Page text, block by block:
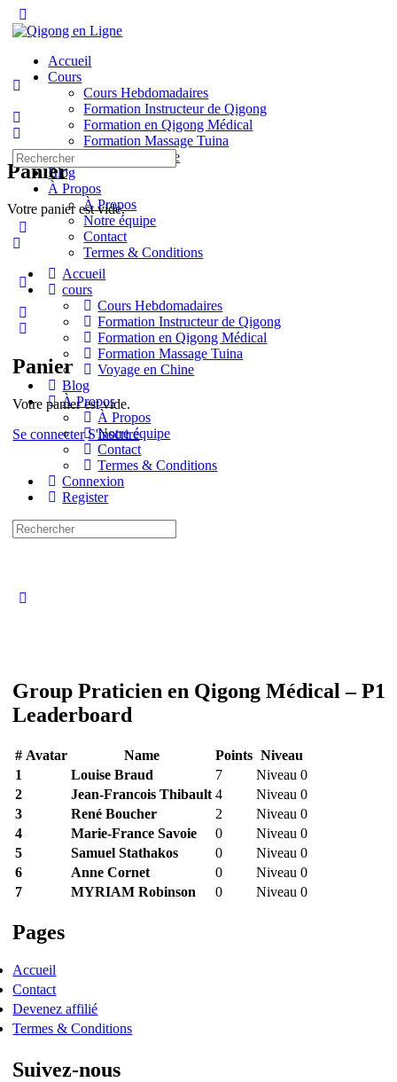
Side
Accueil
Cours
Cours Hebdomadaires
Formation Instructeur de Qigong
Formation en Qigong Médical
Formation Massage Tuina
Voyage en Chine
Blog
À Propos
À Propos
Notre équipe
Contact
Termes & Conditions
More
options
Panier
Votre panier est vide.
Se connecter S'inscrire
Panier
Votre panier est vide.
Recherche
pour:
Accueil
cours
Cours Hebdomadaires
Formation Instructeur de Qigong
Formation en Qigong Médical
Formation Massage Tuina
Voyage en Chine
Blog
À Propos
À Propos
Notre équipe
Contact
Termes & Conditions
Connexion
Register
Recherche
pour:
Group Praticien en Qigong Médical – P1
Leaderboard
# Avatar Name Points Niveau
1
Louise Braud 7
Niveau 0
2
Jean-Francois Thibault 4
Niveau 0
3
René Boucher 2
Niveau 0
4
Marie-France Savoie 0
Niveau 0
5
Samuel Stathakos 0
Niveau 0
6
Anne Cornet 0
Niveau 0
7
MYRIAM Robinson 0 Niveau 0
Pages
Accueil
Contact
Devenez affilié
Termes & Conditions
Suivez-nous